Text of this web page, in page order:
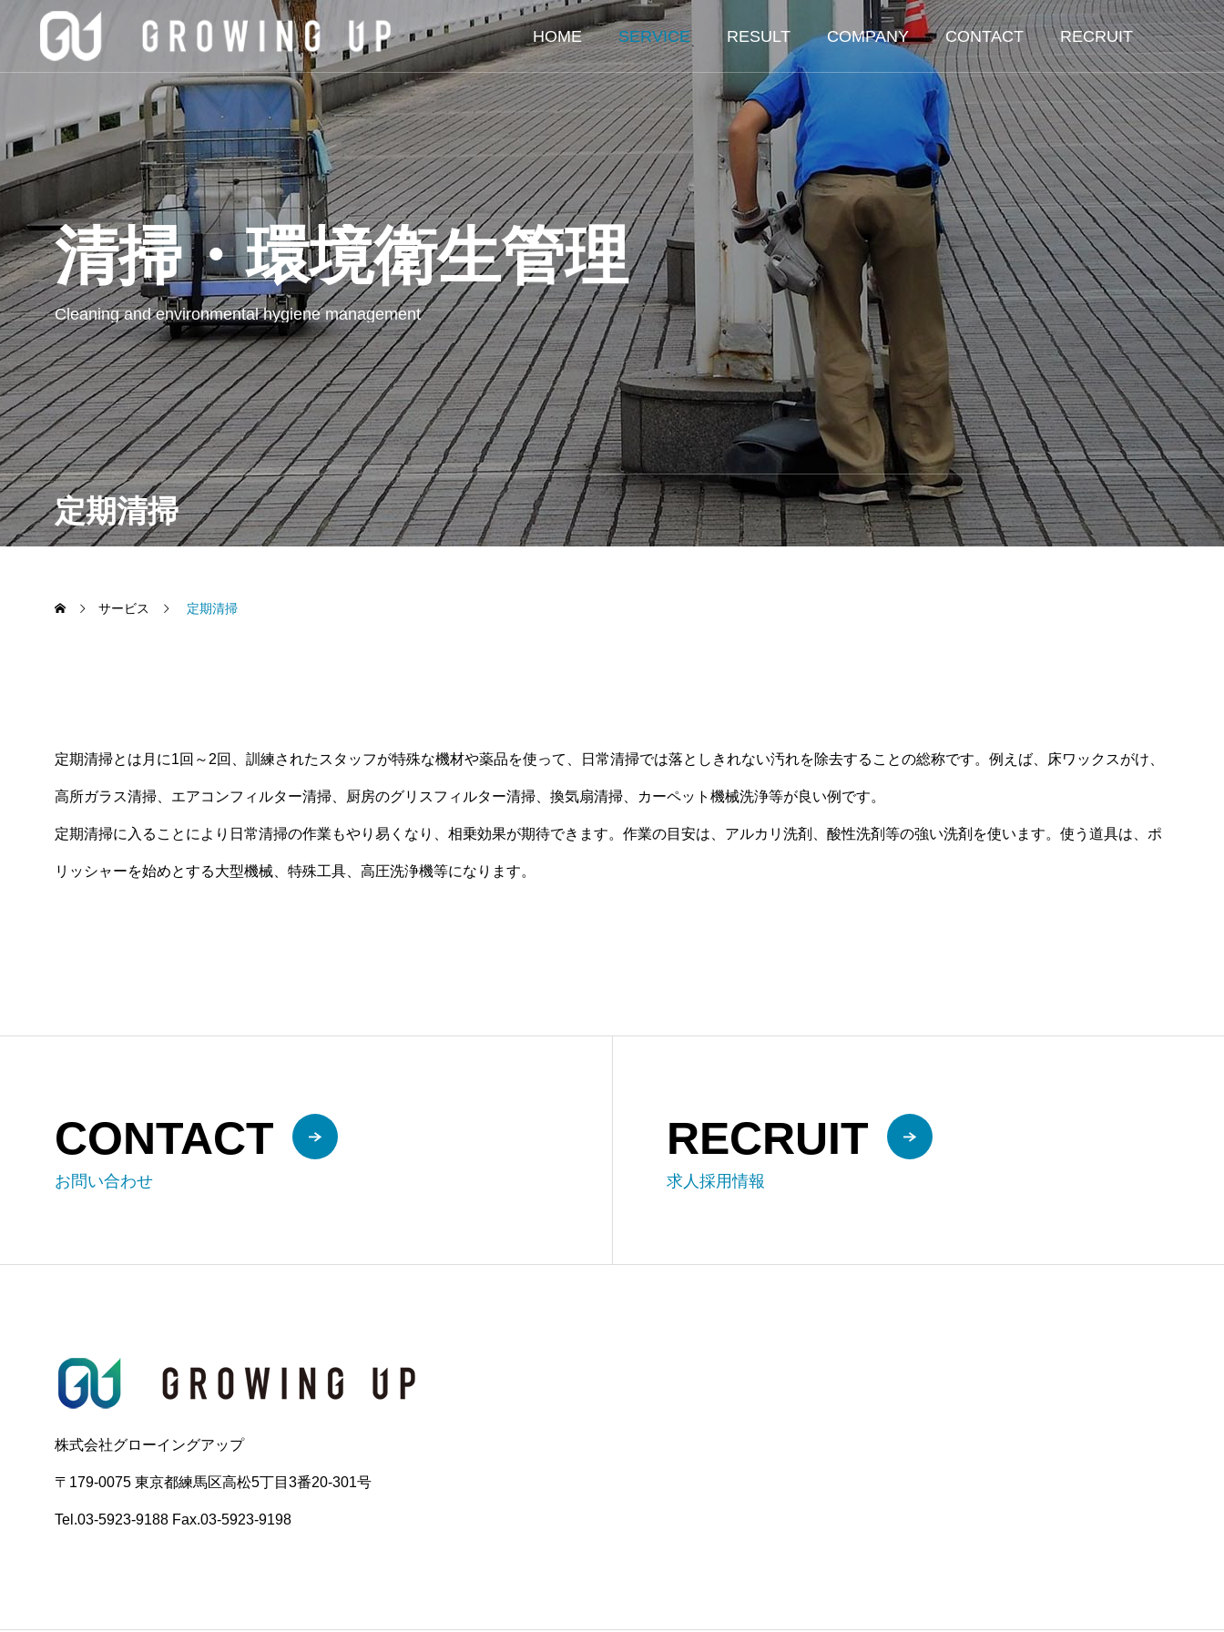
HOME SERVICE RESULT COMPANY CONTACT RECRUIT
SERVICE
私たちの事業について
清掃・環境衛
生管理
Cleaning and
environmental hygiene
management
日常清掃
定期清掃
環境衛生管理
特別清掃
警備業務
Security services
常駐警備
巡回警備
機械警備
交通誘導警備
イベント警備
スポーツ施
設運営管理
Sports facility
management
設備点検
水質管理
フロントスタッフ
イベント運営
電気・空調設
備運転保守管
理
Equipment operation
and maintenance
management
定期点検
法定点検
常駐スタッフ
定期清掃
清掃・環境衛生管理
Cleaning and environmental hygiene management
サービス 定期清掃
定期清掃とは月に1回～2回、訓練されたスタッフが特殊な機材や薬品を使って、日常清掃では落としきれない汚れを除去することの総称です。例えば、床ワックスがけ、
高所ガラス清掃、エアコンフィルター清掃、厨房のグリスフィルター清掃、換気扇清掃、カーペット機械洗浄等が良い例です。
定期清掃に入ることにより日常清掃の作業もやり易くなり、相乗効果が期待できます。作業の目安は、アルカリ洗剤、酸性洗剤等の強い洗剤を使います。使う道具は、ポ
リッシャーを始めとする大型機械、特殊工具、高圧洗浄機等になります。
CONTACT
お問い合わせ
RECRUIT
求人採用情報
株式会社グローイングアップ
〒179-0075 東京都練馬区高松5丁目3番20-301号
Tel.03-5923-9188 Fax.03-5923-9198